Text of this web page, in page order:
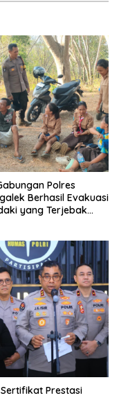
Polres
Berhasil Evakuasi
yang Terjebak
Prestasi